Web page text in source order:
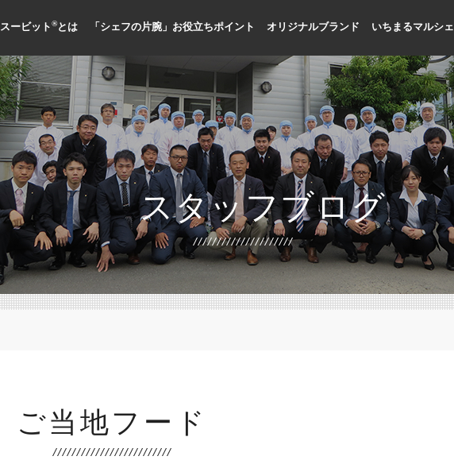
スービット®とは 「シェフの片腕」お役立ちポイント
人手不足に貢献
メニューの標準化、品質向上
プロ専門の商品開発
国内加工による品質管理
お客様目線のメニュー提案
シェフ目線の缶詰開発
オリジナルブランド いちまるマルシェ
スタッフブログ
ご当地フード